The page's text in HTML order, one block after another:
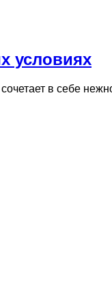
условиях
в себе